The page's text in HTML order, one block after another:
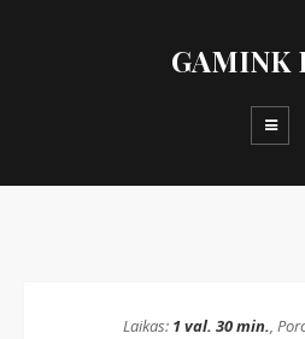
GAMINK
Laikas: 1 val. 30 min.,